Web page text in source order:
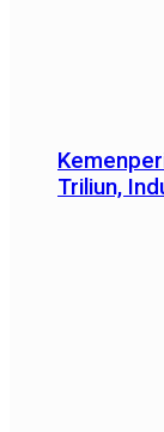
Triliun,